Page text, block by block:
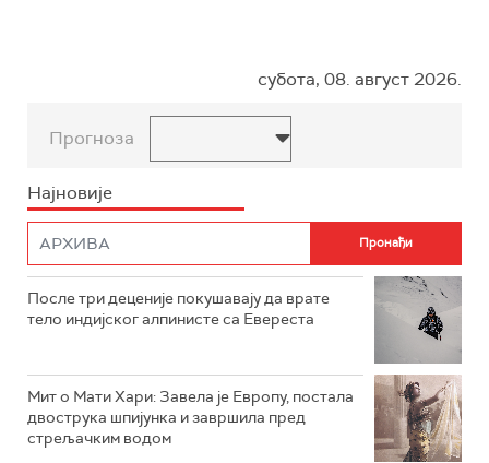
субота, 08. август 2026.
Прогноза
Најновије
После три деценије покушавају да врате
тело индијског алпинисте са Евереста
Мит о Мати Хари: Завела је Европу, постала
двострука шпијунка и завршила пред
стрељачким водом